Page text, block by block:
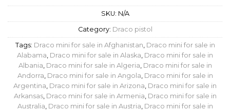
SKU: N/A
Category: Draco pistol
Tags: Draco mini for sale in Afghanistan, Draco mini for sale in
Alabama, Draco mini for sale in Alaska, Draco mini for sale in
Albania, Draco mini for sale in Algeria, Draco mini for sale in
Andorra, Draco mini for sale in Angola, Draco mini for sale in
Argentina, Draco mini for sale in Arizona, Draco mini for sale in
Arkansas, Draco mini for sale in Armenia, Draco mini for sale in
Australia, Draco mini for sale in Austria, Draco mini for sale in